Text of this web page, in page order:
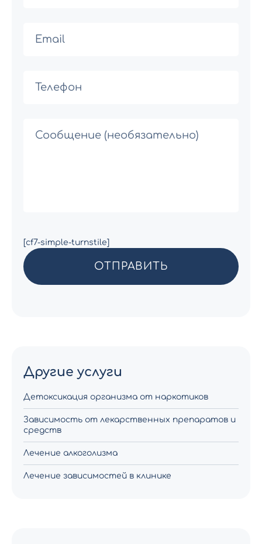
[cf7-simple-turnstile]
Другие услуги
Детоксикация организма от наркотиков
Зависимость от лекарственных препаратов и
средств
Лечение алкоголизма
Лечение зависимостей в клинике